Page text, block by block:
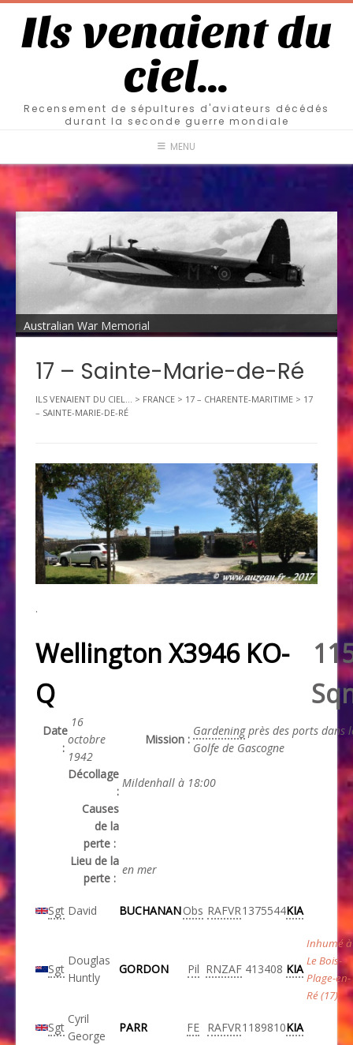
Ils venaient du
ciel…
Recensement de sépultures d'aviateurs décédés
durant la seconde guerre mondiale
MENU
Australian War Memorial
17 – Sainte-Marie-de-Ré
ILS VENAIENT DU CIEL... > FRANCE > 17 – CHARENTE-MARITIME > 17
– SAINTE-MARIE-DE-RÉ
.
Wellington X3946 KO-
Q
Date
:
16
octobre
1942
Mission :
Gardeningprès des ports dans
Golfe de Gascogne
Décollage
:
Mildenhall à 18:00
Causes
de la
perte :
Lieu de la
perte :
en mer
Sgt David BUCHANANObs RAFVR1375544KIA
Sgt
Douglas
Huntly
GORDON Pil RNZAF 413408 KIA
Inhumé à
Le Bois-
Plage-en-
Ré (17)
Sgt
Cyril
George
PARR FE RAFVR1189810KIA